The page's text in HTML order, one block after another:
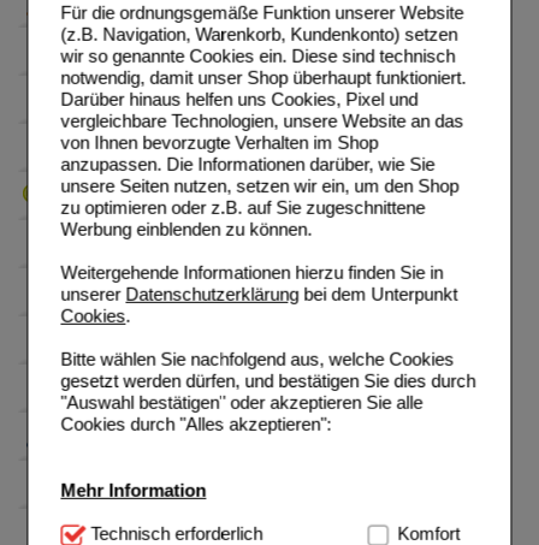
Für die ordnungsgemäße Funktion unserer Website
(z.B. Navigation, Warenkorb, Kundenkonto) setzen
wir so genannte Cookies ein. Diese sind technisch
notwendig, damit unser Shop überhaupt funktioniert.
Darüber hinaus helfen uns Cookies, Pixel und
vergleichbare Technologien, unsere Website an das
von Ihnen bevorzugte Verhalten im Shop
anzupassen. Die Informationen darüber, wie Sie
unsere Seiten nutzen, setzen wir ein, um den Shop
zu optimieren oder z.B. auf Sie zugeschnittene
Werbung einblenden zu können.
Weitergehende Informationen hierzu finden Sie in
unserer Datenschutzerklärungbei dem Unterpunkt
Cookies.
Bitte wählen Sie nachfolgend aus, welche Cookies
gesetzt werden dürfen, und bestätigen Sie dies durch
"Auswahl bestätigen" oder akzeptieren Sie alle
Cookies durch "Alles akzeptieren":
Mehr Information
Technisch Notwendig:Hierbei handelt es sich um
Technisch erforderlich Komfort